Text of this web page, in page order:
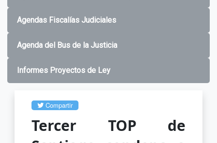
Agendas Fiscalías Judiciales
Agenda del Bus de la Justicia
Informes Proyectos de Ley
Compartir
Tercer TOP de